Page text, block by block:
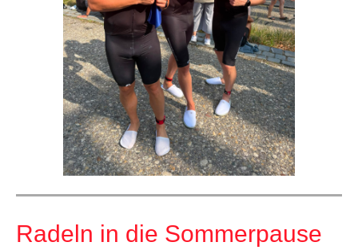
Radeln in die Sommerpause